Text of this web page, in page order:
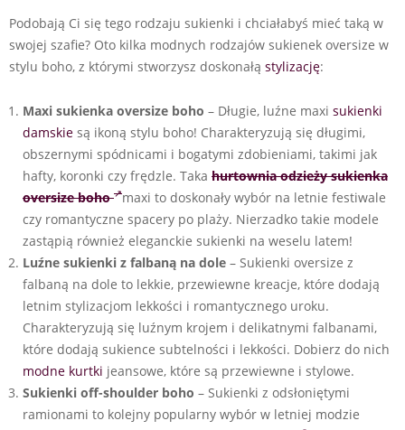
Podobają Ci się tego rodzaju sukienki i chciałabyś mieć taką w
swojej szafie? Oto kilka modnych rodzajów sukienek oversize w
stylu boho, z którymi stworzysz doskonałą stylizację:
Maxi sukienka oversize boho – Długie, luźne maxi sukienki
damskie są ikoną stylu boho! Charakteryzują się długimi,
obszernymi spódnicami i bogatymi zdobieniami, takimi jak
hafty, koronki czy frędzle. Taka hurtownia odzieży sukienka
oversize boho maxi to doskonały wybór na letnie festiwale
czy romantyczne spacery po plaży. Nierzadko takie modele
zastąpią również eleganckie sukienki na weselu latem!
Luźne sukienki z falbaną na dole – Sukienki oversize z
falbaną na dole to lekkie, przewiewne kreacje, które dodają
letnim stylizacjom lekkości i romantycznego uroku.
Charakteryzują się luźnym krojem i delikatnymi falbanami,
które dodają sukience subtelności i lekkości. Dobierz do nich
modne kurtki jeansowe, które są przewiewne i stylowe.
Sukienki off-shoulder boho – Sukienki z odsłoniętymi
ramionami to kolejny popularny wybór w letniej modzie